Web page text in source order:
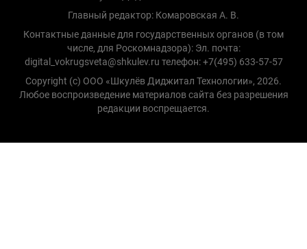
Главный редактор: Комаровская А. В.
Контактные данные для государственных органов (в том
числе, для Роскомнадзора): Эл. почта:
digital_vokrugsveta@shkulev.ru телефон: +7(495) 633-57-57
Copyright (с) ООО «Шкулёв Диджитал Технологии», 2026.
Любое воспроизведение материалов сайта без разрешения
редакции воспрещается.